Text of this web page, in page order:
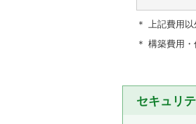
＊ 上記費用
＊ 構築費用
セキュリ